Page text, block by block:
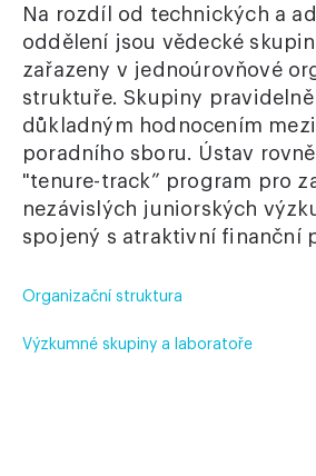
Na rozdíl od technických a
oddělení jsou vědecké
zařazeny v jednoúrovňové
struktuře. Skupiny
důkladným hodnocením
poradního sboru. Ústav
"tenure-track” program pro
nezávislých juniorských
spojený s atraktivní finanční
Organizační struktura
Výzkumné skupiny a laboratoře